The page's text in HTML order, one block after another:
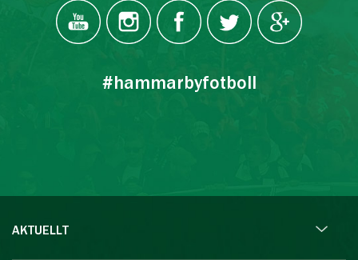
#hammarbyfotboll
AKTUELLT